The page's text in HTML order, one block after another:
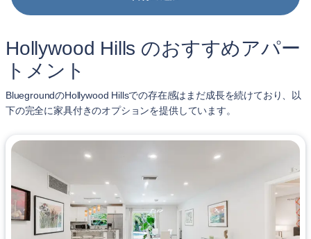
Hollywood Hills のおすすめアパー
トメント
BluegroundのHollywood Hillsでの存在感はまだ成長を続けており、以
下の完全に家具付きのオプションを提供しています。